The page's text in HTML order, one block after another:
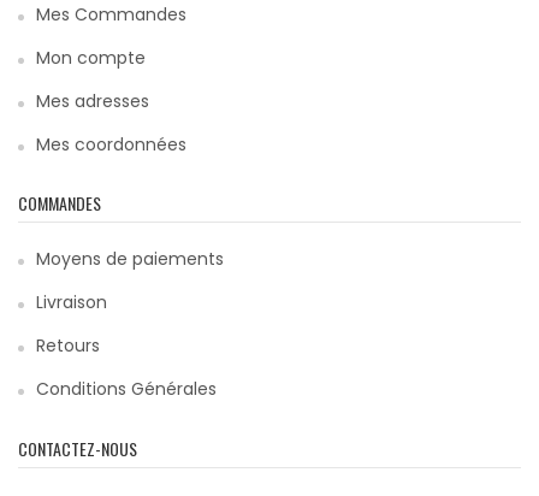
Mes Commandes
Mon compte
Mes adresses
Mes coordonnées
COMMANDES
Moyens de paiements
Livraison
Retours
Conditions Générales
CONTACTEZ-NOUS